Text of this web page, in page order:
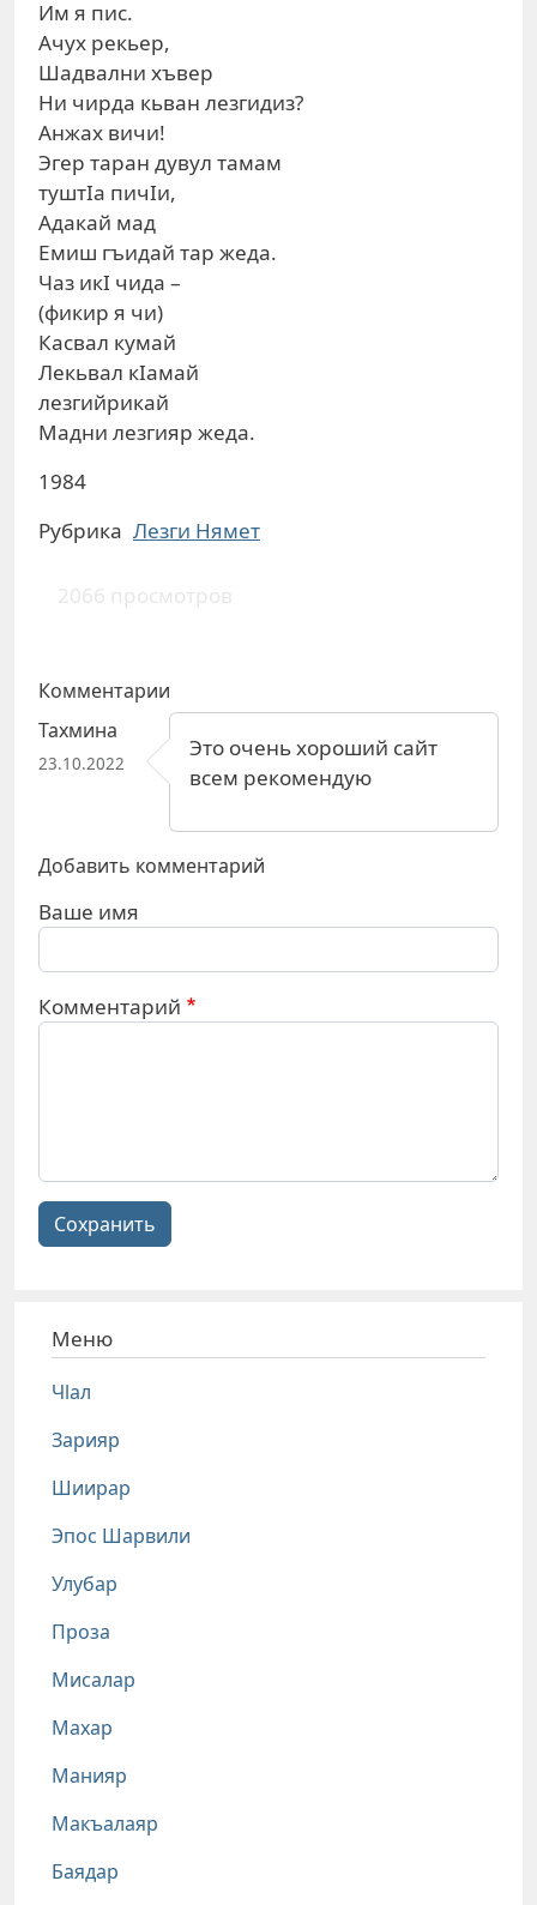
Им я пис.
Ачух рекьер,
Шадвални хъвер
Ни чирда кьван лезгидиз?
Анжах вичи!
Эгер таран дувул тамам
туштIа пичIи,
Адакай мад
Емиш гъидай тар жеда.
Чаз икI чида –
(фикир я чи)
Касвал кумай
Лекьвал кIамай
лезгийрикай
Мадни лезгияр жеда.
1984
Рубрика Лезги Нямет
2066 просмотров
Комментарии
Тахмина
23.10.2022
Это очень хороший сайт
всем рекомендую
Добавить комментарий
Ваше имя
Комментарий
Сохранить
Меню
Чlал
Зарияр
Шиирар
Эпос Шарвили
Улубар
Проза
Мисалар
Махар
Манияр
Макъалаяр
Баядар